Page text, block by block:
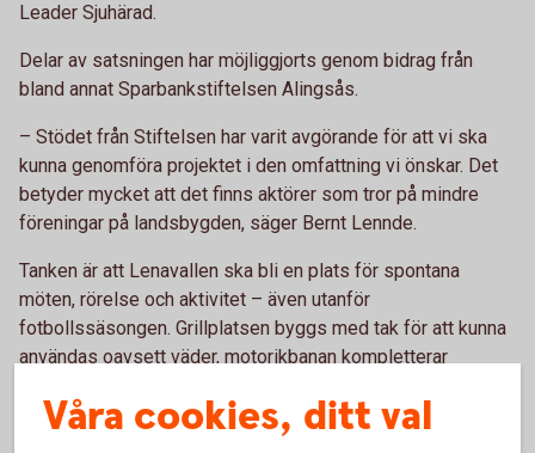
Leader Sjuhärad.
Delar av satsningen har möjliggjorts genom bidrag från
bland annat Sparbankstiftelsen Alingsås.
– Stödet från Stiftelsen har varit avgörande för att vi ska
kunna genomföra projektet i den omfattning vi önskar. Det
betyder mycket att det finns aktörer som tror på mindre
föreningar på landsbygden, säger Bernt Lennde.
Tanken är att Lenavallen ska bli en plats för spontana
möten, rörelse och aktivitet – även utanför
fotbollssäsongen. Grillplatsen byggs med tak för att kunna
användas oavsett väder, motorikbanan kompletterar
funktionsvariation möjlighet till lek, och utegymmet skapar
träningsmöjligheter på hemmaplan.
Våra cookies, ditt val